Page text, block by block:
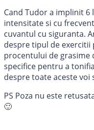
Cand Tudor a implinit
intensitate si cu
cuvantul cu siguranta.
despre tipul de
procentului de grasime
specifice pentru a
despre toate aceste voi
PS Poza nu este
🙂